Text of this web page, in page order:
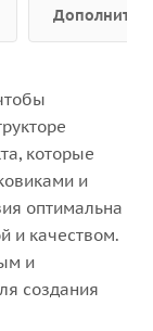
которые
и
оптимальна
и качеством.
и
создания